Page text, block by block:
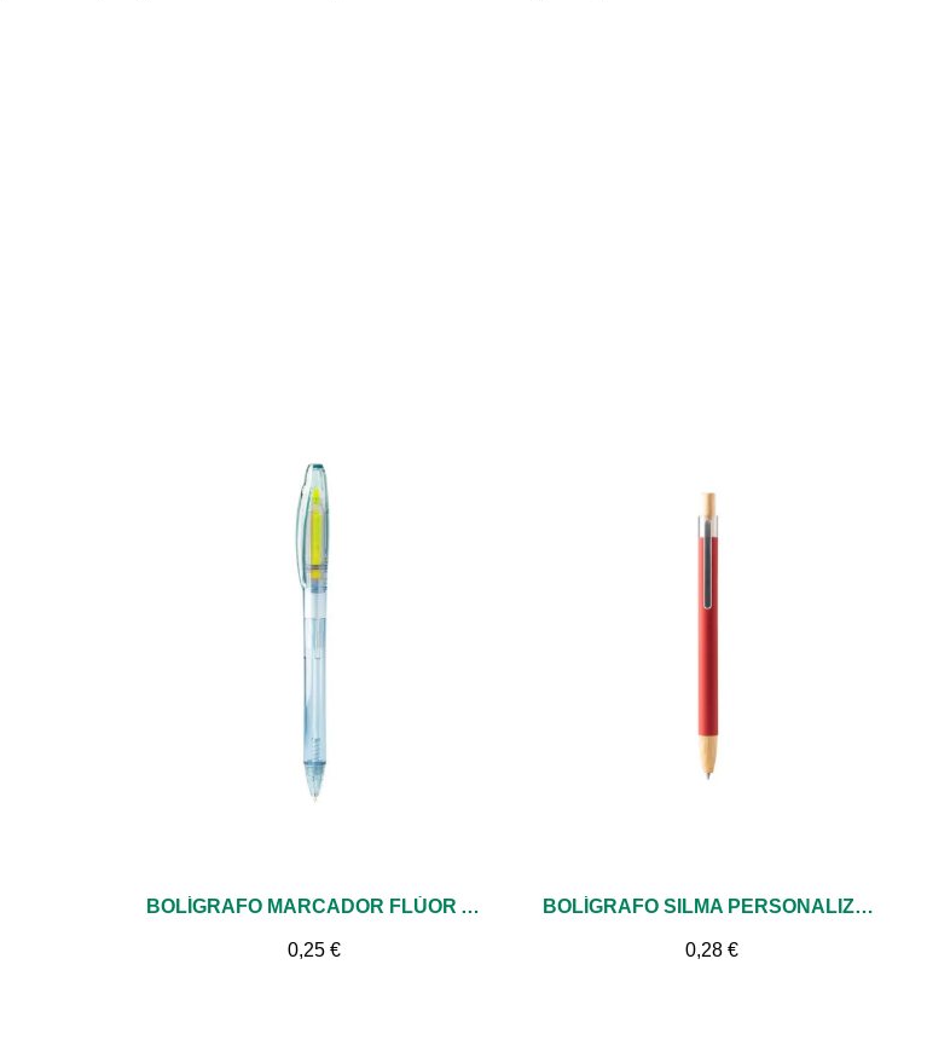
Vista rápida BOLÍGRAFO MARCADOR FLÚOR ARASHI
0,25 €
Vista rápida BOLÍGRAFO SILMA PERSONALIZADO – DISEÑO METÁLICO CON DETALLES EN BAMBÚ PARA REGALOS PROMOCIONALES
0,28 €